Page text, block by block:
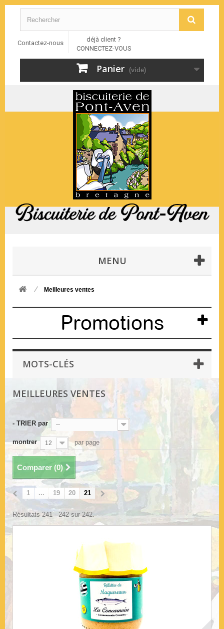
Contactez-nous
déjà client ?
CONNECTEZ-VOUS
Panier (vide)
MENU
Meilleures ventes
Promotions
MOTS-CLÉS
MEILLEURES VENTES
- TRIER par --
montrer 12 par page
Comparer (0)
1 ... 19 20 21
Résultats 241 - 242 sur 242.